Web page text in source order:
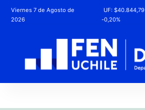
Viernes 7 de Agosto de
2026
UF: $40.844,79
-0,20%